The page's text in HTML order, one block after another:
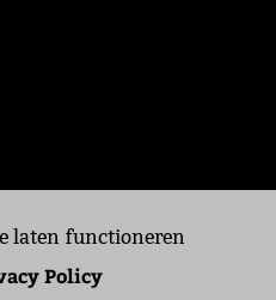
laten functioneren
Policy